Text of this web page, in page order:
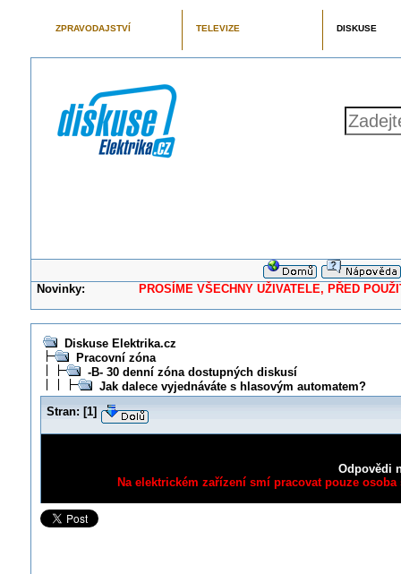
ZPRAVODAJSTVÍ TELEVIZE DISKUSE
Novinky: PROSÍME VŠECHNY UŽIVATELE, PŘED
Diskuse Elektrika.cz
Pracovní zóna
-B- 30 denní zóna dostupných diskusí
Jak dalece vyjednáváte s hlasovým automatem?
Stran: [1]
Odpovědi
Na elektrickém zařízení smí pracovat pouze